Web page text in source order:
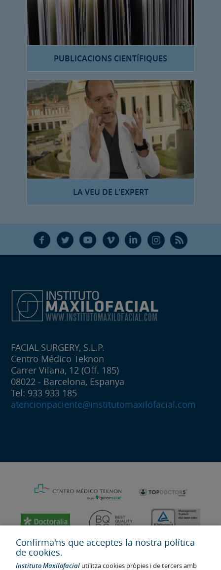
PUBLICACIONS CIENTÍFIQUES
LA VEU DE L'EXPERT
F T Y V L Ñ R
FACIAL SURGERY, S.L.P.
Centro Médico Teknon
Carrer Vilana, 12 (Off. 185)
08022 - Barcelona, Espanya
Tel: 933 933 185
atencionpaciente@institutomaxilofacial.com
Confirma'ns que acceptes la nostra política
de cookies.
Instituto Maxilofacial utilitza cookies pròpies i de tercers amb